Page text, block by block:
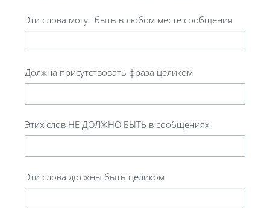
Эти слова могут быть в любом месте сообщения
Должна присутствовать фраза целиком
Этих слов НЕ ДОЛЖНО БЫТЬ в сообщениях
Эти слова должны быть целиком